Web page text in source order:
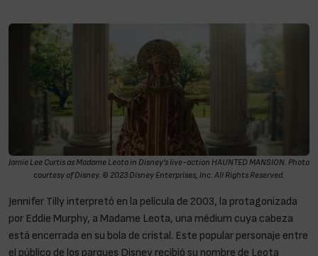
Jamie Lee Curtis as Madame Leota in Disney’s live-action HAUNTED MANSION. Photo
courtesy of Disney. © 2023 Disney Enterprises, Inc. All Rights Reserved.
Jennifer Tilly interpretó en la película de 2003, la protagonizada
por Eddie Murphy, a Madame Leota, una médium cuya cabeza
está encerrada en su bola de cristal. Este popular personaje entre
el público de los parques Disney recibió su nombre de Leota